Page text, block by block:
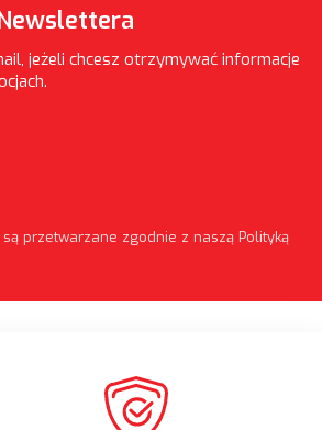
jeżeli chcesz otrzymywać informacje
przetwarzane zgodnie z naszą Polityką